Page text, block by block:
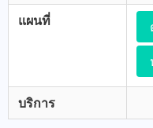
แผนที่
บริการ